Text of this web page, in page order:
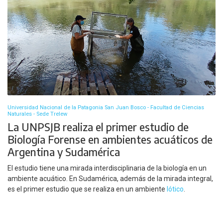
Universidad Nacional de la Patagonia San Juan Bosco - Facultad de Ciencias
Naturales - Sede Trelew
La UNPSJB realiza el primer estudio de
Biología Forense en ambientes acuáticos de
Argentina y Sudamérica
El estudio tiene una mirada interdisciplinaria de la biología en un
ambiente acuático. En Sudamérica, además de la mirada integral,
es el primer estudio que se realiza en un ambiente lótico.